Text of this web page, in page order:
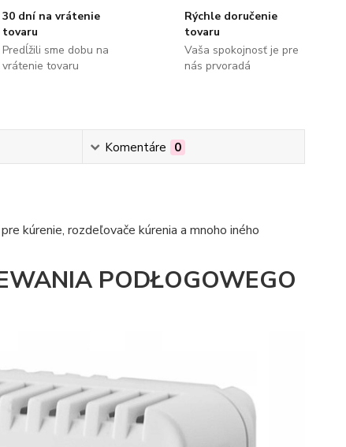
30 dní na vrátenie
tovaru
Predĺžili sme dobu na
vrátenie tovaru
Rýchle doručenie
tovaru
Vaša spokojnosť je pre
nás prvoradá
Komentáre 0
kúrenie, rozdeľovače kúrenia a mnoho iného
PODŁOGOWEGO